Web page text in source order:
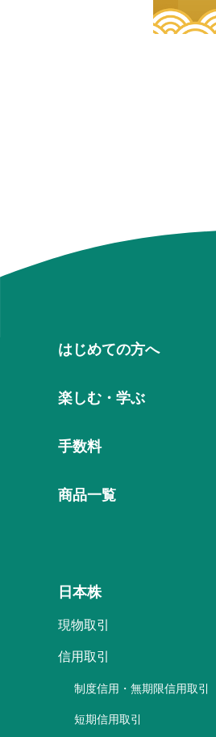
はじめての方へ
楽しむ・学ぶ
手数料
商品一覧
日本株
現物取引
信用取引
制度信用・無期限信用取引
短期信用取引